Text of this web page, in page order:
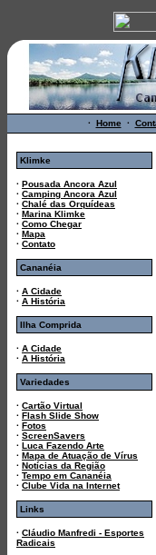
· Home·
Klimke
· Pousada Ancora Azul
· Camping Ancora Azul
· Chalé das Orquídeas
· Marina Klimke
· Como Chegar
· Mapa
· Contato
Cananéia
· A Cidade
· A História
Ilha Comprida
· A Cidade
· A História
Variedades
· Cartão Virtual
· Flash Slide Show
· Fotos
· ScreenSavers
· Luca Fazendo Arte
· Mapa de Atuação de Vírus
· Notícias da Região
· Tempo em Cananéia
· Clube Vida na Internet
Links
· Cláudio Manfredi - Esportes
Radicais